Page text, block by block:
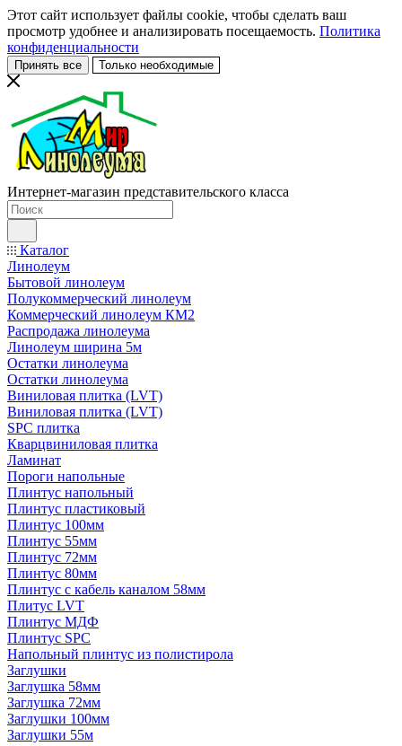
Этот сайт использует файлы cookie, чтобы сделать ваш
просмотр удобнее и анализировать посещаемость. Политика
конфиденциальности
Принять все Только необходимые
Интернет-магазин представительского класса
Каталог
Линолеум
Бытовой линолеум
Полукоммерческий линолеум
Коммерческий линолеум КМ2
Распродажа линолеума
Линолеум ширина 5м
Остатки линолеума
Остатки линолеума
Виниловая плитка (LVT)
Виниловая плитка (LVT)
SPC плитка
Кварцвиниловая плитка
Ламинат
Пороги напольные
Плинтус напольный
Плинтус пластиковый
Плинтус 100мм
Плинтус 55мм
Плинтус 72мм
Плинтус 80мм
Плинтус с кабель каналом 58мм
Плитус LVT
Плинтус МДФ
Плинтус SPC
Напольный плинтус из полистирола
Заглушки
Заглушка 58мм
Заглушка 72мм
Заглушки 100мм
Заглушки 55м